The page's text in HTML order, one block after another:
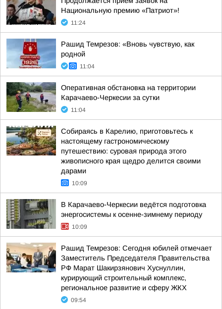
Национальную премию «Патриот»!
11:24
Рашид Темрезов: «Вновь чувствую, как
родной
11:04
Оперативная обстановка на территории
Карачаево-Черкесии за сутки
11:04
Собираясь в Карелию, приготовьтесь к
настоящему гастрономическому
путешествию: суровая природа этого
живописного края щедро делится своими
дарами
10:09
В Карачаево-Черкесии ведётся подготовка
энергосистемы к осенне-зимнему периоду
10:09
Рашид Темрезов: Сегодня юбилей отмечает
Заместитель Председателя Правительства
РФ Марат Шакирзянович Хуснуллин,
курирующий строительный комплекс,
региональное развитие и сферу ЖКХ
09:54